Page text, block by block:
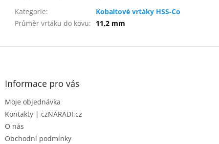
Kategorie:
Kobaltové vrtáky HSS-Co
Průměr vrtáku do kovu: 11,2 mm
Z
Informace pro vás
Moje objednávka
Kontakty | czNARADI.cz
O nás
Obchodní podmínky